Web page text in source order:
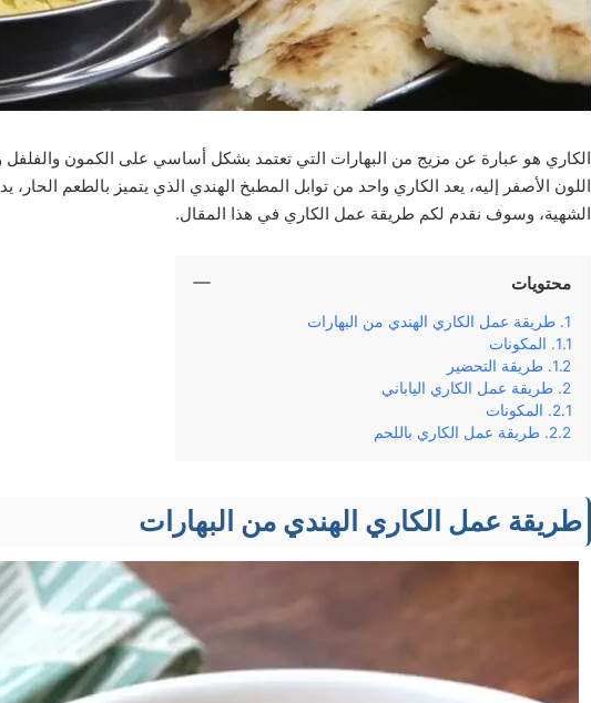
الكاري هو عبارة عن مزيج من البهارات التي تعتمد بشكل أساسي على الكمون والفلفل
اللون الأصفر إليه، يعد الكاري واحد من توابل المطبخ الهندي الذي يتميز بالطعم
الشهية، وسوف نقدم لكم طريقة عمل الكاري في هذا المقال.
محتويات
طريقة عمل الكاري الهندي من البهارات
المكونات
طريقة التحضير
طريقة عمل الكاري الياباني
المكونات
طريقة عمل الكاري باللحم
طريقة عمل الكاري الهندي من البهارات